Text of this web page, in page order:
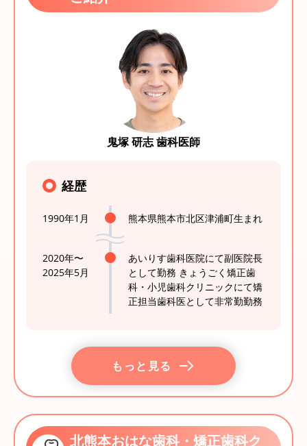
鬼塚 研志 歯科医師
経歴
1990年1月 熊本県熊本市北区津浦町生まれ
2020年〜
2025年5月
あいりす歯科医院にて副医院長
として勤務 きょうごく矯正歯
科・小児歯科クリニックにて矯
正担当歯科医として非常勤勤務
もっと見る
北熊本おはな歯科・矯正歯科ク